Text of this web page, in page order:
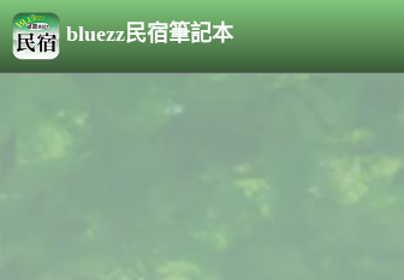
bluezz民宿筆記本